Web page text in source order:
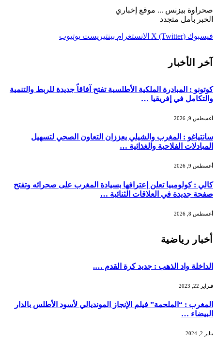
صحراوة بيزنس ... موقع إخباري
الخبر بأمل متجدد
فيسبوك X (Twitter) الانستغرام بينتيريست يوتيوب
آخر الأخبار
كوتونو : المبادرة الملكية الأطلسية تفتح آفاقاً جديدة للربط والتنمية
والتكامل في إفريقيا …
أغسطس 9, 2026
سانتياغو : المغرب والشيلي يعززان التعاون الصحي لتسهيل
المبادلات الفلاحية والغذائية …
أغسطس 9, 2026
كالي : كولومبيا تعلن إعترافها بسيادة المغرب على صحرائه وتفتح
صفحة جديدة في العلاقات الثنائية …
أغسطس 8, 2026
أخبار رياضية
الداخلة واد الذهب : جديد كرة القدم ….
فبراير 22, 2023
المغرب : “الملحمة” فيلم الإنجاز المونديالي لأسود الأطلس بالدار
البيضاء …
يناير 2, 2024